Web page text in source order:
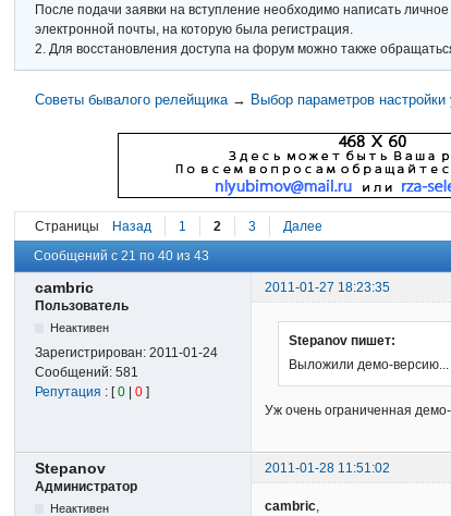
После подачи заявки на вступление необходимо написать
электронной почты, на которую была регистрация.
2. Для восстановления доступа на форум можно также
Советы бывалого релейщика → Выбор параметров
Страницы Назад 1 2 3 Далее
Сообщений с 21 по 40 из 43
cambric
2011-01-27 18:23:35
Пользователь
Неактивен
Зарегистрирован:2011-01-24
Сообщений:581
Репутация : [0 |0 ]
Stepanov пишет:
Выложили демо-версию...
Уж очень ограниченная
Stepanov
2011-01-28 11:51:02
Администратор
Неактивен cambric,